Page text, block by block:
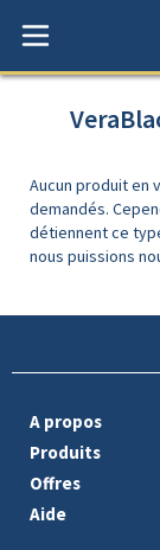
Aucun produit en
demandés.
détiennent ce
nous puissions
A propos
Produits
Offres
Aide